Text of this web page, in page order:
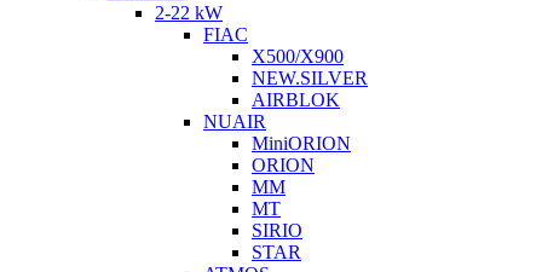
2-22 kW
FIAC
X500/X900
NEW.SILVER
AIRBLOK
NUAIR
MiniORION
ORION
MM
MT
SIRIO
STAR